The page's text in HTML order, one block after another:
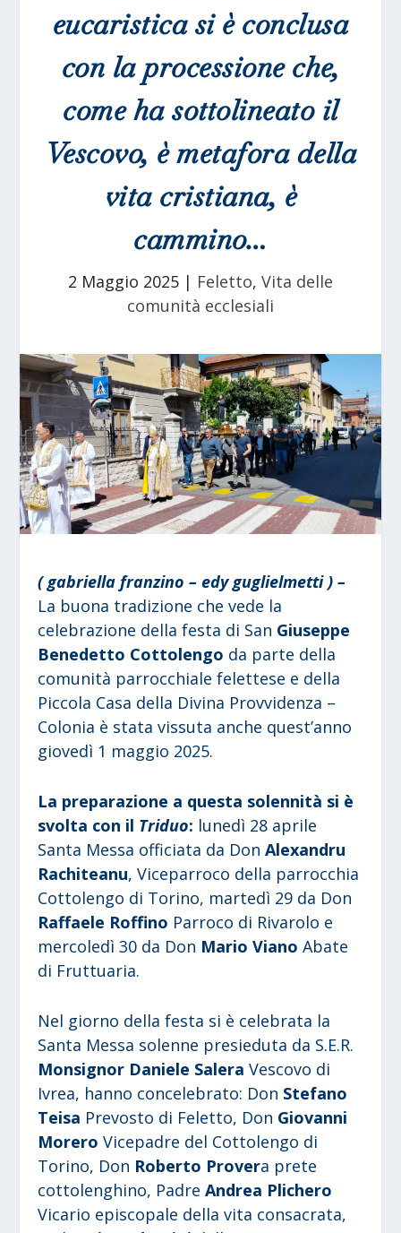
eucaristica si è conclusa
con la processione che,
come ha sottolineato il
Vescovo, è metafora della
vita cristiana, è
cammino…
2 Maggio 2025 | Feletto, Vita delle
comunità ecclesiali
( gabriella franzino – edy guglielmetti ) –
La buona tradizione che vede la
celebrazione della festa di San Giuseppe
Benedetto Cottolengo da parte della
comunità parrocchiale felettese e della
Piccola Casa della Divina Provvidenza –
Colonia è stata vissuta anche quest’anno
giovedì 1 maggio 2025.
La preparazione a questa solennità si è
svolta con il Triduo: lunedì 28 aprile
Santa Messa officiata da DonAlexandru
Rachiteanu, Viceparroco della parrocchia
Cottolengo di Torino, martedì 29 da Don
Raffaele Roffino Parroco di Rivarolo e
mercoledì 30 da Don Mario Viano Abate
di Fruttuaria.
Nel giorno della festa si è celebrata la
Santa Messa solenne presieduta da S.E.R.
Monsignor Daniele Salera Vescovo di
Ivrea, hanno concelebrato: Don Stefano
Teisa Prevosto di Feletto, Don Giovanni
Morero Vicepadre del Cottolengo di
Torino, Don Roberto Provera prete
cottolenghino, PadreAndrea Plichero
Vicario episcopale della vita consacrata,